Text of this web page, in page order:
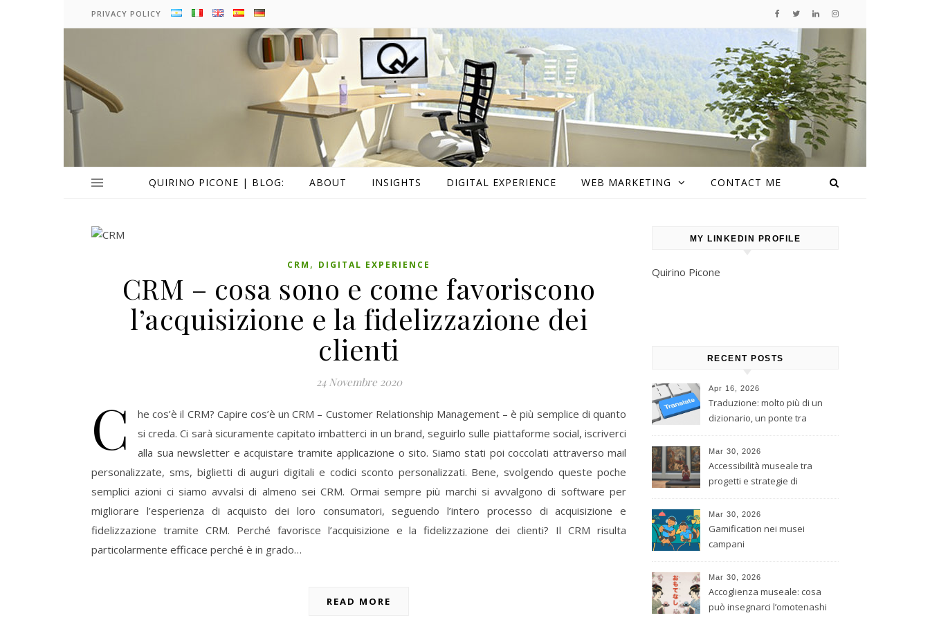
PRIVACY POLICY
QUIRINO PICONE | BLOG: ABOUT INSIGHTS DIGITAL EXPERIENCE WEB MARKETING CONTACT ME
CRM , DIGITAL EXPERIENCE
CRM – cosa sono e come favoriscono
l’acquisizione e la fidelizzazione dei
clienti
24 Novembre 2020
C
he cos’è il CRM? Capire cos’è un CRM – Customer Relationship Management – è più semplice di quanto
si creda. Ci sarà sicuramente capitato imbatterci in un brand, seguirlo sulle piattaforme social, iscriverci
alla sua newsletter e acquistare tramite applicazione o sito. Siamo stati poi coccolati attraverso mail
personalizzate, sms, biglietti di auguri digitali e codici sconto personalizzati. Bene, svolgendo queste poche
semplici azioni ci siamo avvalsi di almeno sei CRM. Ormai sempre più marchi si avvalgono di software per
migliorare l’esperienza di acquisto dei loro consumatori, seguendo l’intero processo di acquisizione e
fidelizzazione tramite CRM. Perché favorisce l’acquisizione e la fidelizzazione dei clienti? Il CRM risulta
particolarmente efficace perché è in grado…
READ MORE
MY LINKEDIN PROFILE
Quirino Picone
RECENT POSTS
Apr 16, 2026
Traduzione: molto più di un
dizionario, un ponte tra
Mar 30, 2026
Accessibilità museale tra
progetti e strategie di
Mar 30, 2026
Gamification nei musei
campani
Mar 30, 2026
Accoglienza museale: cosa
può insegnarci l’omotenashi